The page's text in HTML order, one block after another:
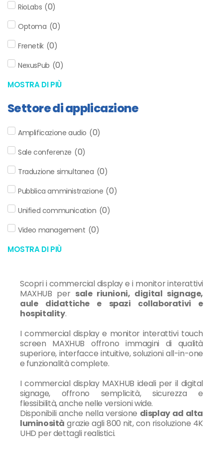
RioLabs (0)
Optoma (0)
Frenetik (0)
NexusPub (0)
MOSTRA DI PIÙ
Settore di applicazione
Amplificazione audio (0)
Sale conferenze (0)
Traduzione simultanea (0)
Pubblica amministrazione (0)
Unified communication (0)
Video management (0)
MOSTRA DI PIÙ
Scopri i commercial display e i monitor interattivi
MAXHUB per sale riunioni, digital signage,
aule didattiche e spazi collaborativi e
hospitality.
I commercial display e monitor interattivi touch
screen MAXHUB offrono immagini di qualità
superiore, interfacce intuitive, soluzioni all-in-one
e funzionalità complete.
I commercial display MAXHUB ideali per il digital
signage, offrono semplicità, sicurezza e
flessibilità, anche nelle versioni wide.
Disponibili anche nella versione display ad alta
luminosità grazie agli 800 nit, con risoluzione 4K
UHD per dettagli realistici.